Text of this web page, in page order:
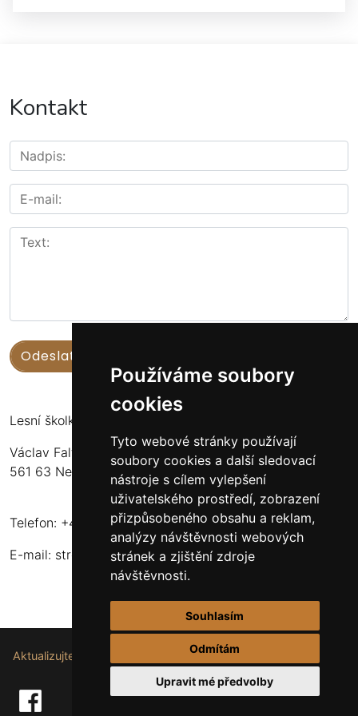
Používáme soubory
cookies
Tyto webové stránky používají
soubory cookies a další sledovací
nástroje s cílem vylepšení
uživatelského prostředí, zobrazení
přizpůsobeného obsahu a reklam,
analýzy návštěvnosti webových
stránek a zjištění zdroje
návštěvnosti.
Souhlasím
Odmítám
Upravit mé předvolby
Kontakt
Lesní školka Nekoř
Václav Faltus
561 63 Nekoř 251
Telefon: +420 732 173 483
E-mail: stromkynekor@seznam.cz
Aktualizujte nastavení souborů cookie.